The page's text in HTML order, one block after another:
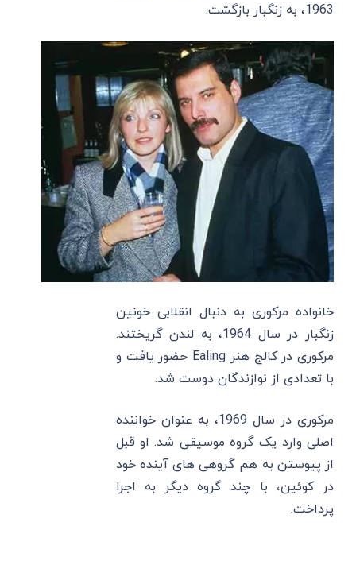
1963، به زنگبار بازگشت.
خانواده مرکوری به دنبال انقلابی خونین
زنگبار در سال 1964، به لندن گریختند.
مرکوری در کالج هنر Ealing حضور یافت و
با تعدادی از نوازندگان دوست شد.
مرکوری در سال 1969، به عنوان خواننده
اصلی وارد یک گروه موسیقی شد. او قبل
از پیوستن به هم گروهی های آینده خود
در کوئین، با چند گروه دیگر به اجرا
پرداخت.